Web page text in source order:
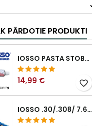
PĀRDOTIE PRODUKTI
IOSSO PASTA STOBRA TĪRĪŠANAI
14,99 € favorite_border
IOSSO .30/.308/ 7.62MM ELIMINATOR BLUE NYFLEX IEROČU URBUMU TĪRĪŠANAS BIRSTES .30/.308/ 7.62MM